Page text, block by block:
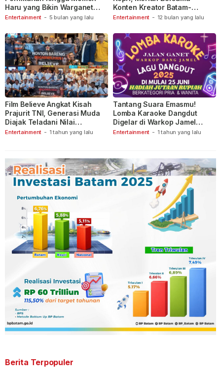
Entertainment - 5 bulan yang lalu
Haru yang Bikin Warganet
Berspekulasi
Entertainment - 12 bulan yang lalu
Konten Kreator Batam-
Tanjungpinang
Entertainment - 1 tahun yang lalu
Film Believe Angkat Kisah
Prajurit TNI, Generasi Muda
Diajak Teladani Nilai
Keberanian
Entertainment - 1 tahun yang lalu
Tantang Suara Emasmu!
Lomba Karaoke Dangdut
Digelar di Warkop Jamel
Ganet
Berita Terpopuler